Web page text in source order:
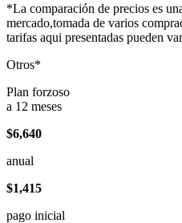
*La comparación de precios es
mercado,tomada de varios
tarifas aqui presentadas pueden
Otros*
Plan forzoso
a 12 meses
$6,640
anual
$1,415
pago inicial